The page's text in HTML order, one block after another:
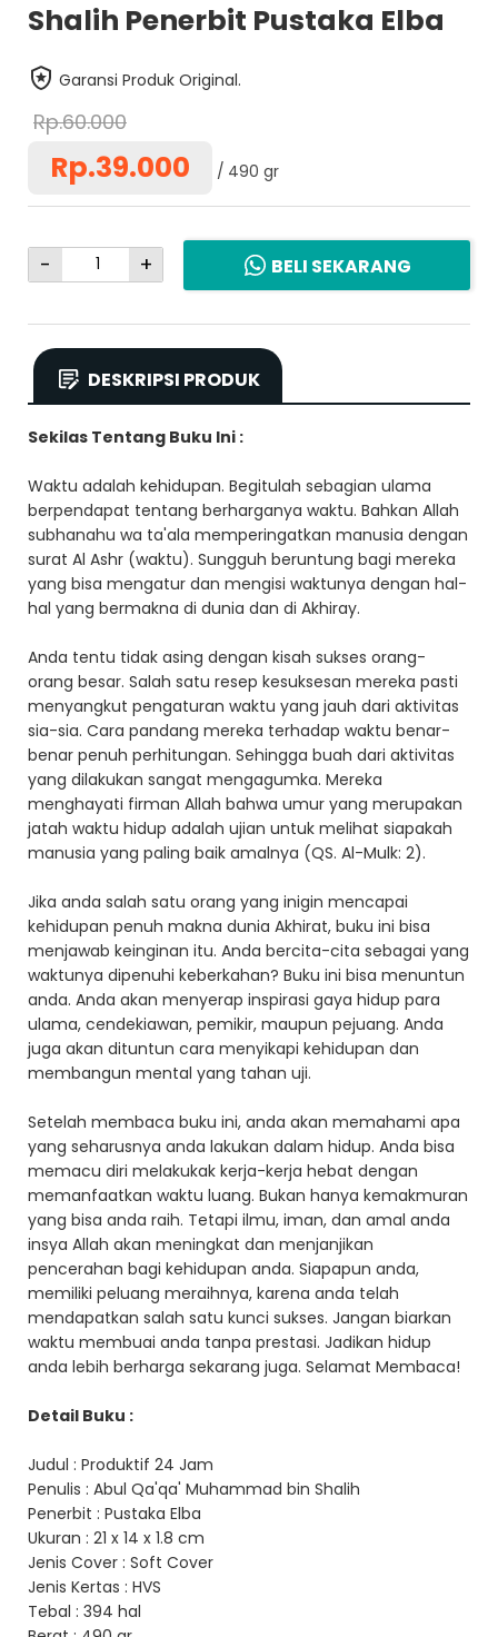
Shalih Penerbit Pustaka Elba
Garansi Produk Original.
Rp.60.000
Rp.39.000 490 gr
- + BELI SEKARANG
DESKRIPSI PRODUK
Sekilas Tentang Buku Ini :
Waktu adalah kehidupan. Begitulah sebagian ulama
berpendapat tentang berharganya waktu. Bahkan Allah
subhanahu wa ta'ala memperingatkan manusia dengan
surat Al Ashr (waktu). Sungguh beruntung bagi mereka
yang bisa mengatur dan mengisi waktunya dengan hal-
hal yang bermakna di dunia dan di Akhiray.
Anda tentu tidak asing dengan kisah sukses orang-
orang besar. Salah satu resep kesuksesan mereka pasti
menyangkut pengaturan waktu yang jauh dari aktivitas
sia-sia. Cara pandang mereka terhadap waktu benar-
benar penuh perhitungan. Sehingga buah dari aktivitas
yang dilakukan sangat mengagumka. Mereka
menghayati firman Allah bahwa umur yang merupakan
jatah waktu hidup adalah ujian untuk melihat siapakah
manusia yang paling baik amalnya (QS. Al-Mulk: 2).
Jika anda salah satu orang yang inigin mencapai
kehidupan penuh makna dunia Akhirat, buku ini bisa
menjawab keinginan itu. Anda bercita-cita sebagai yang
waktunya dipenuhi keberkahan? Buku ini bisa menuntun
anda. Anda akan menyerap inspirasi gaya hidup para
ulama, cendekiawan, pemikir, maupun pejuang. Anda
juga akan dituntun cara menyikapi kehidupan dan
membangun mental yang tahan uji.
Setelah membaca buku ini, anda akan memahami apa
yang seharusnya anda lakukan dalam hidup. Anda bisa
memacu diri melakukak kerja-kerja hebat dengan
memanfaatkan waktu luang. Bukan hanya kemakmuran
yang bisa anda raih. Tetapi ilmu, iman, dan amal anda
insya Allah akan meningkat dan menjanjikan
pencerahan bagi kehidupan anda. Siapapun anda,
memiliki peluang meraihnya, karena anda telah
mendapatkan salah satu kunci sukses. Jangan biarkan
waktu membuai anda tanpa prestasi. Jadikan hidup
anda lebih berharga sekarang juga. Selamat Membaca!
Detail Buku :
Judul : Produktif 24 Jam
Penulis : Abul Qa'qa' Muhammad bin Shalih
Penerbit : Pustaka Elba
Ukuran : 21 x 14 x 1.8 cm
Jenis Cover : Soft Cover
Jenis Kertas : HVS
Tebal : 394 hal